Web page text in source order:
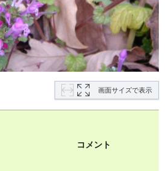
画面サイズで表示
コメント